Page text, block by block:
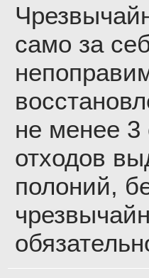
само за
не менее 3
отходов
полоний,